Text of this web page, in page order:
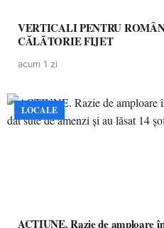
VERTICALI PENTRU
CĂLĂTORIE FIJET
acum 1 zi
LOCALE
ACȚIUNE. Razie de amploare